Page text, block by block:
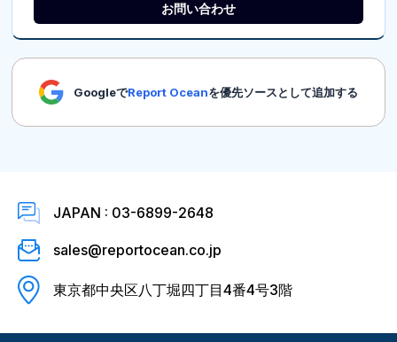
お問い合わせ
GoogleでReport Oceanを優先ソースとして追加する
JAPAN : 03-6899-2648
sales@reportocean.co.jp
東京都中央区八丁堀四丁目4番4号3階